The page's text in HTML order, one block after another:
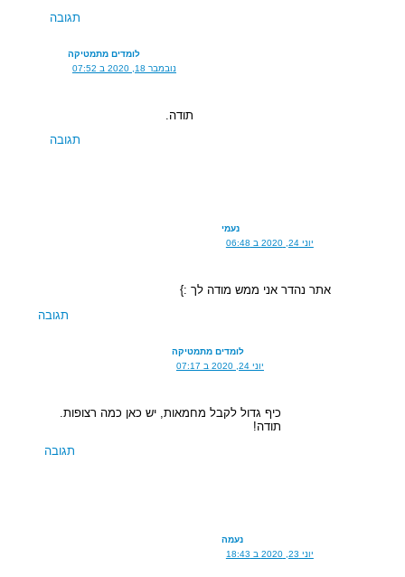
תגובה
לומדים מתמטיקה
נובמבר 18, 2020 ב 07:52
תודה.
תגובה
נעמי
יוני 24, 2020 ב 06:48
אתר נהדר אני ממש מודה לך :}
תגובה
לומדים מתמטיקה
יוני 24, 2020 ב 07:17
כיף גדול לקבל מחמאות, יש כאן כמה רצופות.
תודה!
תגובה
נעמה
יוני 23, 2020 ב 18:43